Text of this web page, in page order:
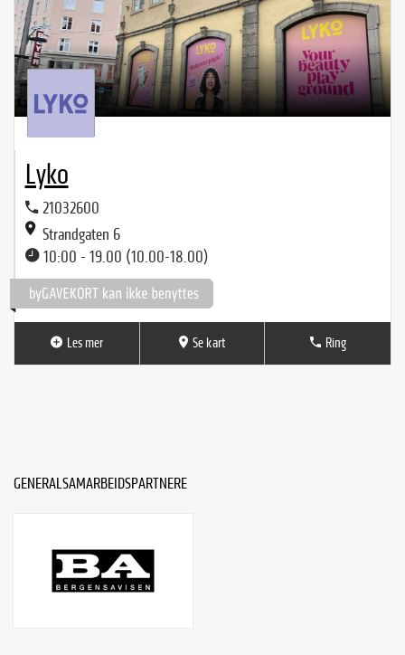
Lyko
21032600
Strandgaten 6
10:00 - 19.00 (10.00-18.00)
Les mer Se kart Ring
GENERALSAMARBEIDSPARTNERE